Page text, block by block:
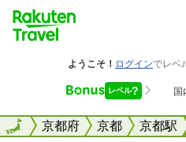
全国京都府 京都 京都駅
全国